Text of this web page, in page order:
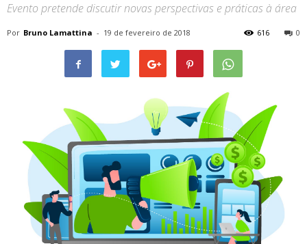
Evento pretende discutir novas perspectivas e práticas à área
Por Bruno Lamattina - 19 de fevereiro de 2018 0
616